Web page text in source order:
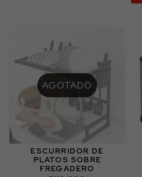
AGOTADO
ESCURRIDOR DE
PLATOS SOBRE
FREGADERO